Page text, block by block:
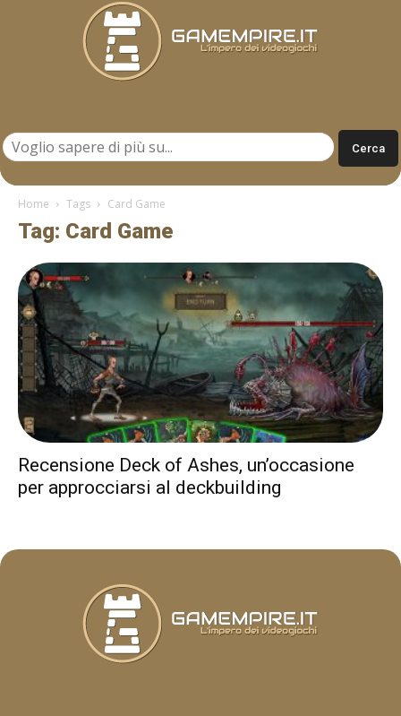
Home Tags Card Game
Tag: Card Game
Recensione Deck of Ashes, un’occasione
per approcciarsi al deckbuilding